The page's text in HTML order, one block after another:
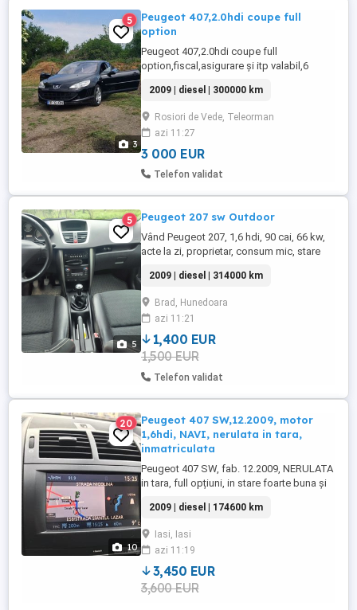
3
5
Peugeot 407,2.0hdi coupe full
option
Peugeot 407,2.0hdi coupe full
option,fiscal,asigurare și itp valabil,6
memorie,navigatie etc..
2009 | diesel | 300000 km
Rosiori de Vede, Teleorman
azi 11:27
3 000 EUR
Telefon validat
5
5 Peugeot 207 sw Outdoor
Vând Peugeot 207, 1,6 hdi, 90 cai, 66 kw,
acte la zi, proprietar, consum mic, stare
telefon . Preț 1400 euro negociabil.
2009 | diesel | 314000 km
Brad, Hunedoara
azi 11:21
1,400 EUR
1,500 EUR
Telefon validat
10
20
Peugeot 407 SW,12.2009, motor
1,6hdi, NAVI, nerulata in tara,
inmatriculata
Peugeot 407 SW, fab. 12.2009, NERULATA
in tara, full opțiuni, in stare foarte buna și
toate schimburile facute, nu necesita
costuri intretinere .. .. - Aer conditionat
Clima AUTOMATA - in functiune - navigatie
mare 3 D - harta tarii si a ...
2009 | diesel | 174600 km
Iasi, Iasi
azi 11:19
3,450 EUR
3,600 EUR